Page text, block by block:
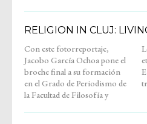
RELIGION IN CLUJ:
Con este fotorreportaje,
Jacobo García Ochoa pone el
broche final a su formación
en el Grado de Periodismo de
la Facultad de Filosofía y
Letras y cierra también su
etapa como colaborador de
Entremedios. Su trabajo nos